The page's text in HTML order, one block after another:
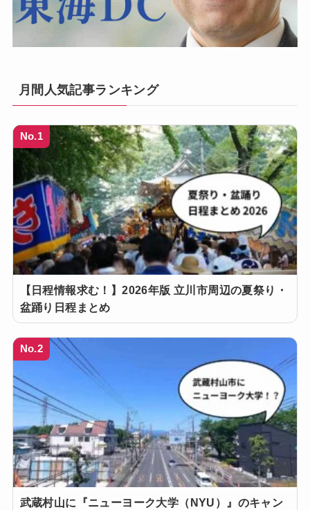
月間人気記事ランキング
No.1
【日程情報求む！】2026年版 立川市周辺の夏祭り・
盆踊り日程まとめ
No.2
武蔵村山に『ニューヨーク大学（NYU）』のキャン